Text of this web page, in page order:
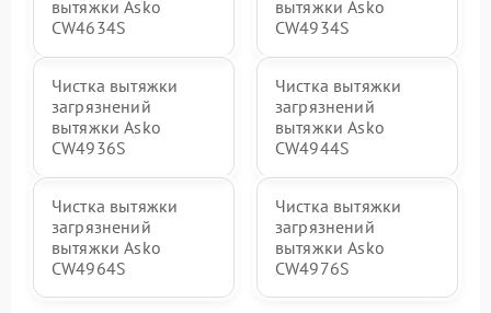
вытяжки Asko
CW4634S
вытяжки Asko
CW4934S
Чистка вытяжки
загрязнений
вытяжки Asko
CW4936S
Чистка вытяжки
загрязнений
вытяжки Asko
CW4944S
Чистка вытяжки
загрязнений
вытяжки Asko
CW4964S
Чистка вытяжки
загрязнений
вытяжки Asko
CW4976S